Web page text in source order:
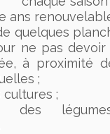
ans
quelques
ne pas
à proximité
;
;
des